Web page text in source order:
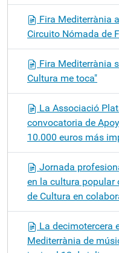
Fira Mediterrània
Circuito Nómada de
Fira Mediterrània
Cultura me toca"
La Associació
convocatoria de
10.000 euros más
Jornada
en la cultura popular
de Cultura en
La decimotercera
Mediterrània de